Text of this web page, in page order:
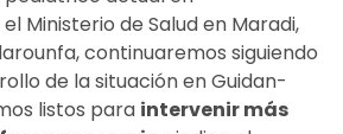
Ministerio de Salud en Maradi,
continuaremos siguiendo
de la situación en Guidan-
listos para intervenir más